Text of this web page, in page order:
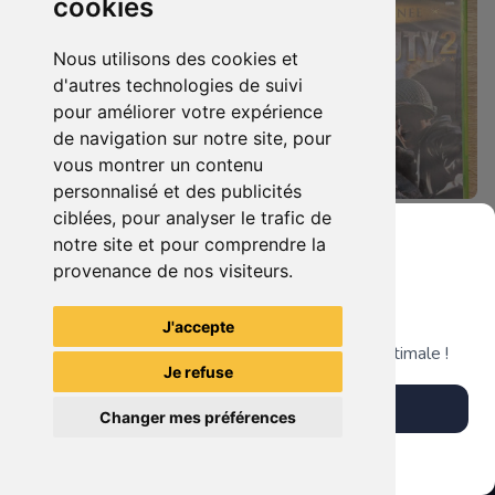
cookies
Nous utilisons des cookies et
d'autres technologies de suivi
pour améliorer votre expérience
de navigation sur notre site, pour
vous montrer un contenu
personnalisé et des publicités
ciblées, pour analyser le trafic de
notre site et pour comprendre la
provenance de nos visiteurs.
J'accepte
Je refuse
Changer mes préférences
8.90 € 0
Call Of Duty - Black Ops II Xbox 360
27.90 €
TheGamingR83
Grenier du Geek
Télécharge notre app pour une expérience optimale !
Télécharger l'app